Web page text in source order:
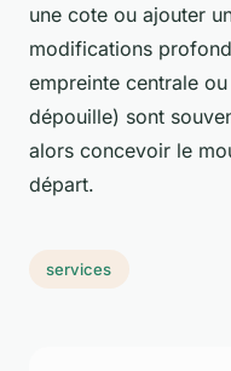
une cote ou ajouter
modifications
empreinte centrale
dépouille) sont
alors concevoir le
départ.
services